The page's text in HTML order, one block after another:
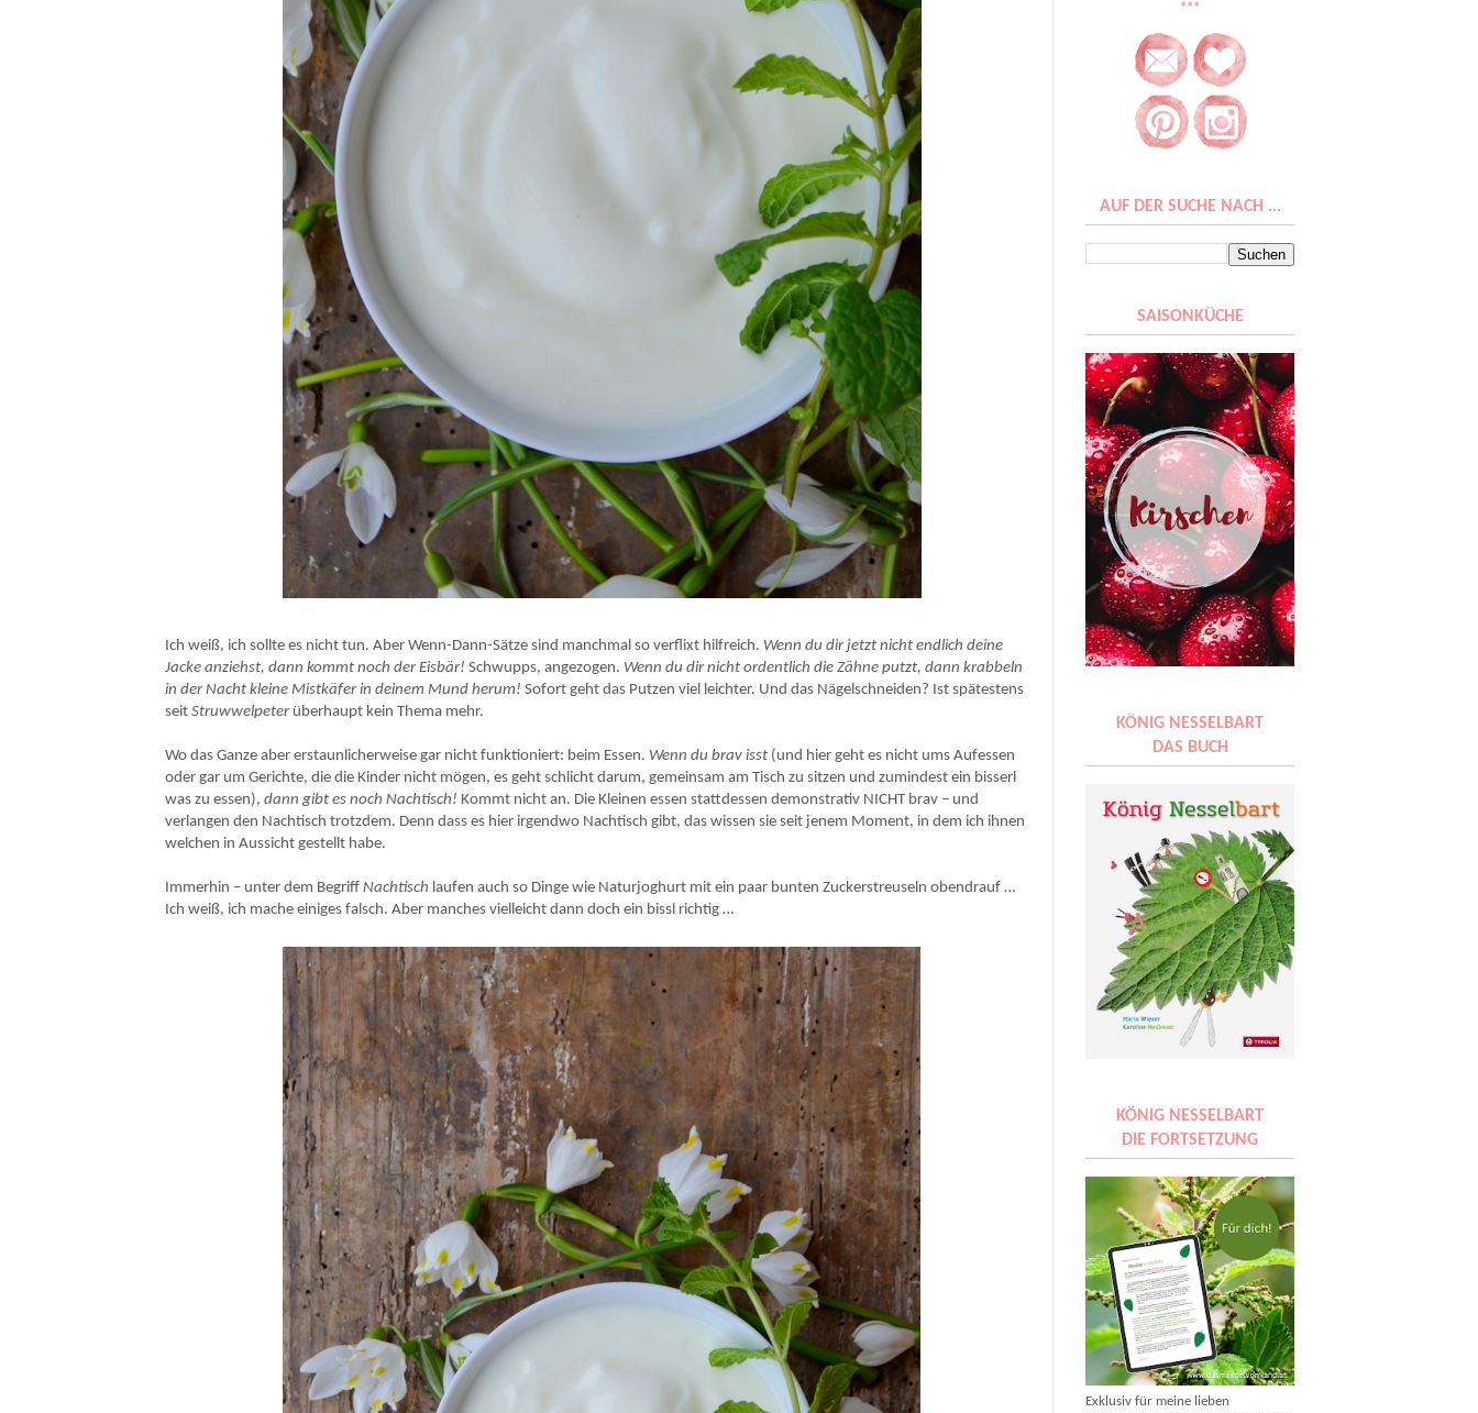
Ich weiß, ich sollte es nicht tun. Aber Wenn-Dann-Sätze sind manchmal so verflixt hilfreich. Wenn du dir jetzt nicht endlich deine
Jacke anziehst, dann kommt noch der Eisbär!Schwupps, angezogen. Wenn du dir nicht ordentlich die Zähne putzt, dann krabbeln
in der Nacht kleine Mistkäfer in deinem Mund herum!Sofort geht das Putzen viel leichter. Und das Nägelschneiden? Ist spätestens
seitStruwwelpeterüberhaupt kein Thema mehr.
Wo das Ganze aber erstaunlicherweise gar nicht funktioniert: beim Essen. Wenn du brav isst (und hier geht es nicht ums Aufessen
oder gar um Gerichte, die die Kinder nicht mögen, es geht schlicht darum, gemeinsam am Tisch zu sitzen und zumindest ein bisserl
was zu essen),dann gibt es noch Nachtisch! Kommt nicht an. Die Kleinen essen stattdessen demonstrativ NICHT brav – und
verlangen den Nachtisch trotzdem. Denn dass es hier irgendwo Nachtisch gibt, das wissen sie seit jenem Moment, in dem ich ihnen
welchen in Aussicht gestellt habe.
Immerhin – unter dem BegriffNachtisch laufen auch so Dinge wie Naturjoghurt mit ein paar bunten Zuckerstreuseln obendrauf …
Ich weiß, ich mache einiges falsch. Aber manches vielleicht dann doch ein bissl richtig …
***
AUF DER SUCHE NACH ...
SAISONKÜCHE
KÖNIG NESSELBART
DAS BUCH
KÖNIG NESSELBART
DIE FORTSETZUNG
Exklusiv für meine lieben